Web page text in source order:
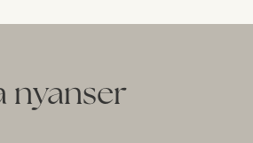
nyanser